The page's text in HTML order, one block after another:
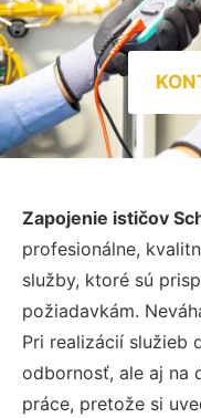
Zapojenie ističov
profesionálne,
služby, ktoré sú
požiadavkám.
Pri realizácií služieb
odbornosť, ale aj na
práce, pretože si